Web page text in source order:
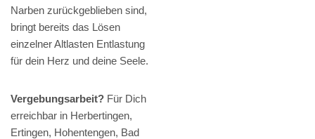
Narben zurückgeblieben sind,
bringt bereits das Lösen
einzelner Altlasten Entlastung
für dein Herz und deine Seele.
Vergebungsarbeit? Für Dich
erreichbar in Herbertingen,
Ertingen, Hohentengen, Bad